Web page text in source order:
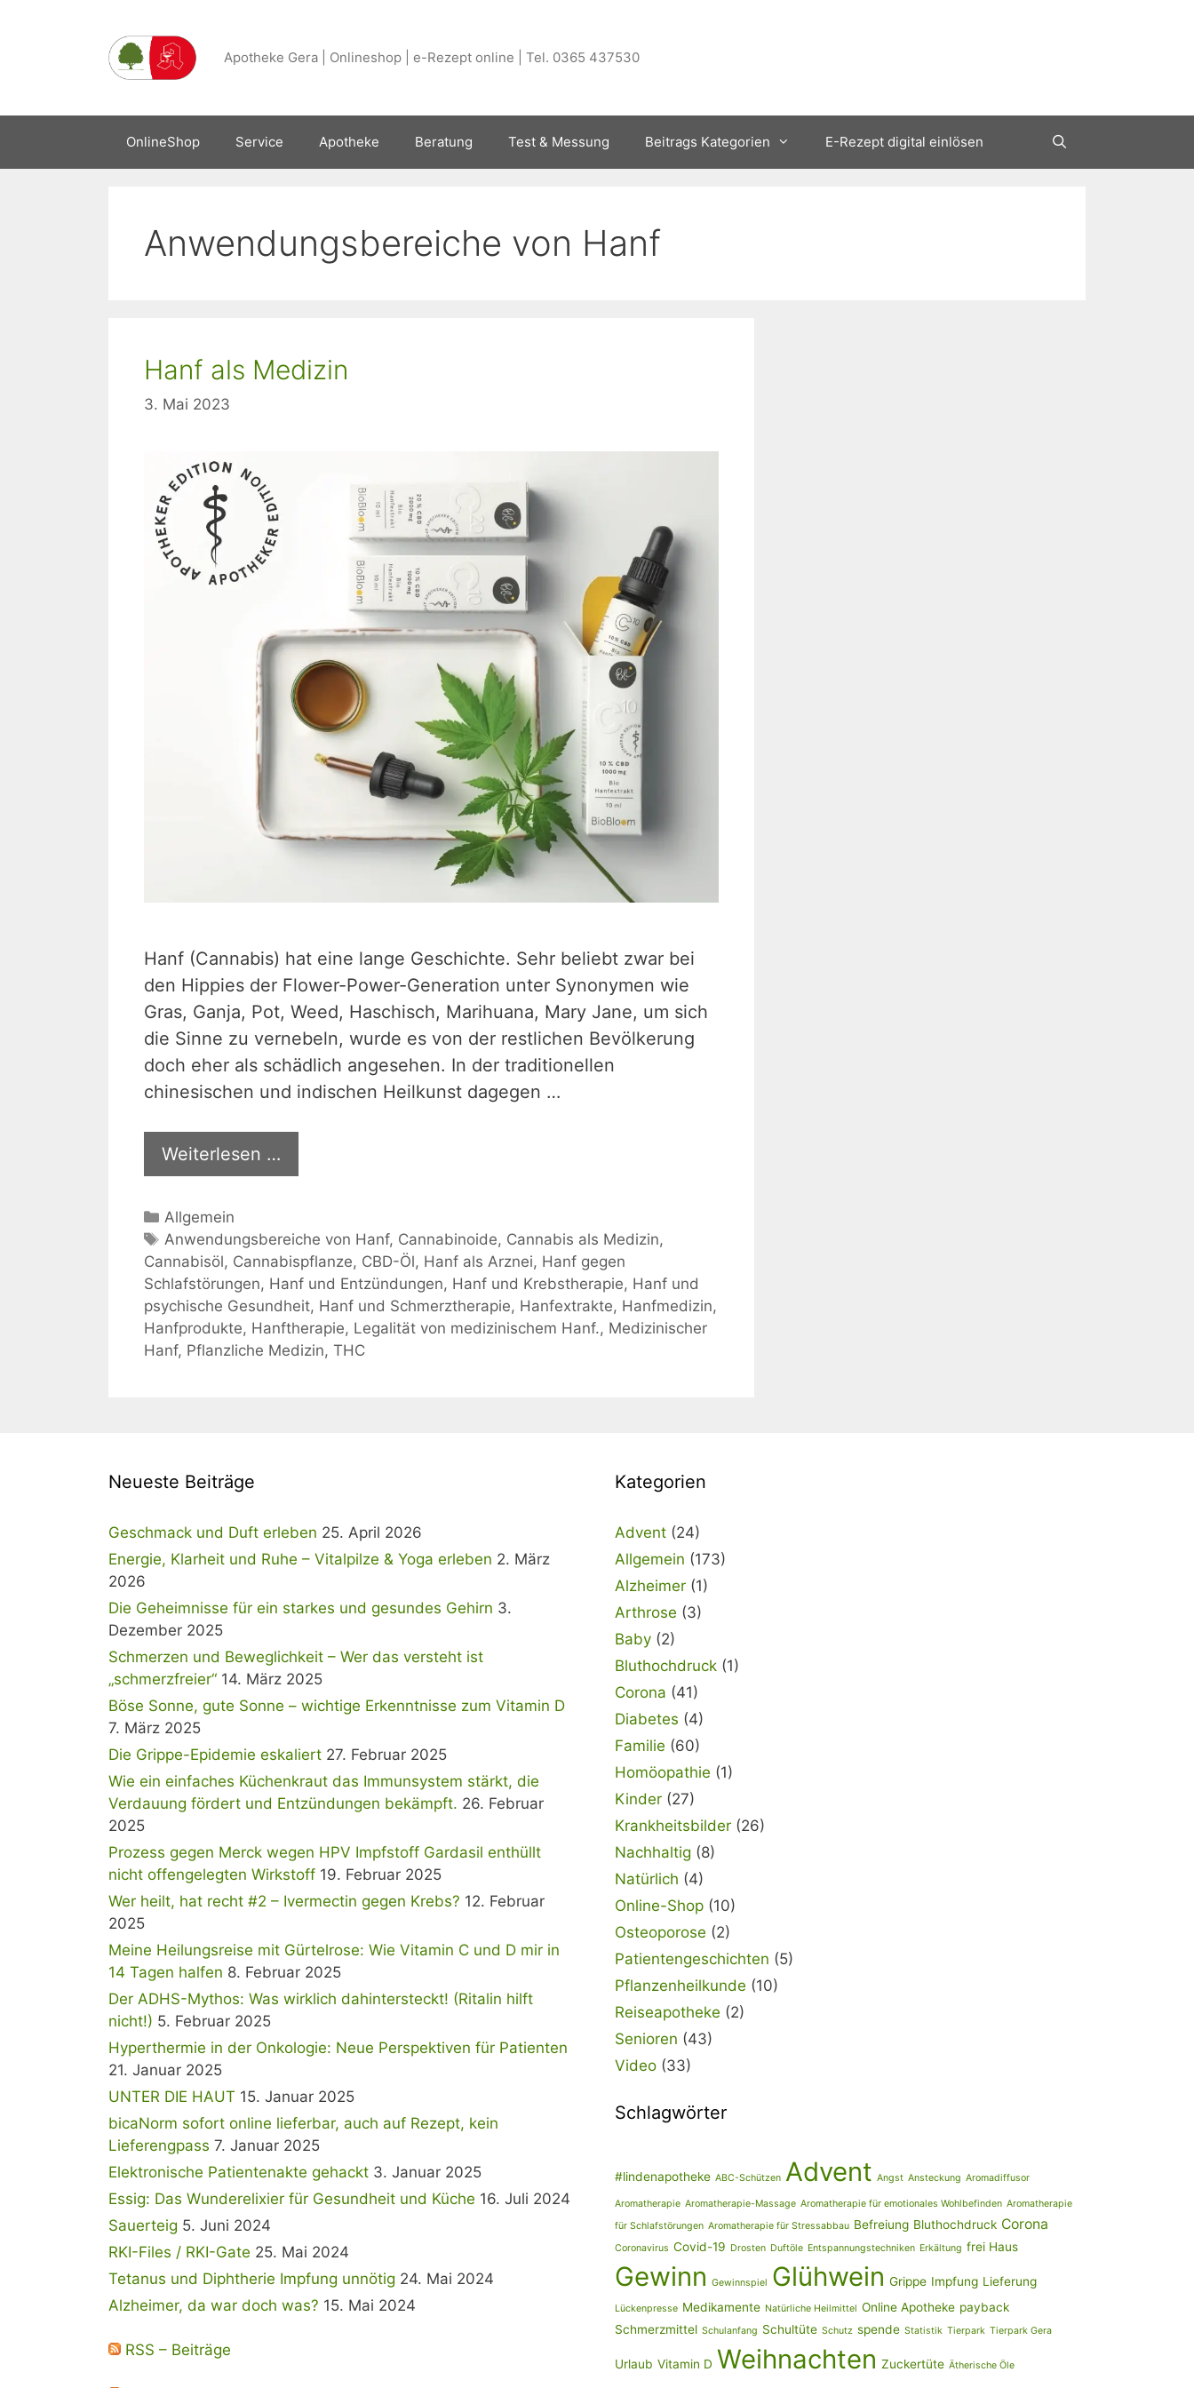
Apotheke Gera | Onlineshop | e-Rezept online | Tel. 0365 437530
OnlineShop Service Apotheke Beratung Test & Messung Beitrags Kategorien E-Rezept digital einlösen
Anwendungsbereiche von Hanf
Hanf als Medizin
3. Mai 2023
Hanf (Cannabis) hat eine lange Geschichte. Sehr beliebt zwar bei
den Hippies der Flower-Power-Generation unter Synonymen wie
Gras, Ganja, Pot, Weed, Haschisch, Marihuana, Mary Jane, um sich
die Sinne zu vernebeln, wurde es von der restlichen Bevölkerung
doch eher als schädlich angesehen. In der traditionellen
chinesischen und indischen Heilkunst dagegen …
Weiterlesen …
Kategorien
Allgemein
Schlagwörter
Anwendungsbereiche von Hanf, Cannabinoide, Cannabis als Medizin,
Cannabisöl, Cannabispflanze, CBD-Öl, Hanf als Arznei, Hanf gegen
Schlafstörungen, Hanf und Entzündungen, Hanf und Krebstherapie, Hanf und
psychische Gesundheit, Hanf und Schmerztherapie, Hanfextrakte, Hanfmedizin,
Hanfprodukte, Hanftherapie, Legalität von medizinischem Hanf., Medizinischer
Hanf, Pflanzliche Medizin, THC
Neueste Beiträge
Geschmack und Duft erleben 25. April 2026
Energie, Klarheit und Ruhe – Vitalpilze & Yoga erleben 2. März
2026
Die Geheimnisse für ein starkes und gesundes Gehirn 3.
Dezember 2025
Schmerzen und Beweglichkeit – Wer das versteht ist
„schmerzfreier“ 14. März 2025
Böse Sonne, gute Sonne – wichtige Erkenntnisse zum Vitamin D
7. März 2025
Die Grippe-Epidemie eskaliert 27. Februar 2025
Wie ein einfaches Küchenkraut das Immunsystem stärkt, die
Verdauung fördert und Entzündungen bekämpft. 26. Februar
2025
Prozess gegen Merck wegen HPV Impfstoff Gardasil enthüllt
nicht offengelegten Wirkstoff 19. Februar 2025
Wer heilt, hat recht #2 – Ivermectin gegen Krebs? 12. Februar
2025
Meine Heilungsreise mit Gürtelrose: Wie Vitamin C und D mir in
14 Tagen halfen 8. Februar 2025
Der ADHS-Mythos: Was wirklich dahintersteckt! (Ritalin hilft
nicht!) 5. Februar 2025
Hyperthermie in der Onkologie: Neue Perspektiven für Patienten
21. Januar 2025
UNTER DIE HAUT 15. Januar 2025
bicaNorm sofort online lieferbar, auch auf Rezept, kein
Lieferengpass 7. Januar 2025
Elektronische Patientenakte gehackt 3. Januar 2025
Essig: Das Wunderelixier für Gesundheit und Küche 16. Juli 2024
Sauerteig 5. Juni 2024
RKI-Files / RKI-Gate 25. Mai 2024
Tetanus und Diphtherie Impfung unnötig 24. Mai 2024
Alzheimer, da war doch was? 15. Mai 2024
RSS – Beiträge
Kategorien
Advent (24)
Allgemein (173)
Alzheimer (1)
Arthrose (3)
Baby (2)
Bluthochdruck (1)
Corona (41)
Diabetes (4)
Familie (60)
Homöopathie (1)
Kinder (27)
Krankheitsbilder (26)
Nachhaltig (8)
Natürlich (4)
Online-Shop (10)
Osteoporose (2)
Patientengeschichten (5)
Pflanzenheilkunde (10)
Reiseapotheke (2)
Senioren (43)
Video (33)
Schlagwörter
#lindenapotheke ABC-Schützen Advent Angst Ansteckung Aromadiffusor
Aromatherapie Aromatherapie-Massage Aromatherapie für emotionales Wohlbefinden Aromatherapie
für Schlafstörungen Aromatherapie für Stressabbau Befreiung Bluthochdruck Corona
Coronavirus Covid-19 Drosten Duftöle Entspannungstechniken Erkältung frei Haus
Gewinn Gewinnspiel Glühwein Grippe Impfung Lieferung
Lückenpresse Medikamente Natürliche Heilmittel Online Apotheke payback
Schmerzmittel Schulanfang Schultüte Schutz spende Statistik Tierpark Tierpark Gera
Urlaub Vitamin D Weihnachten Zuckertüte Ätherische Öle